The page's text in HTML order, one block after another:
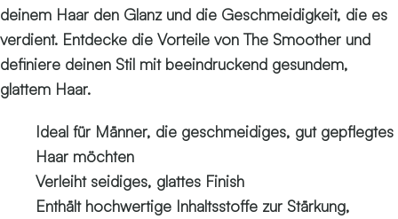
deinem Haar den Glanz und die Geschmeidigkeit, die es
verdient. Entdecke die Vorteile von The Smoother und
definiere deinen Stil mit beeindruckend gesundem,
glattem Haar.
Ideal für Männer, die geschmeidiges, gut gepflegtes
Haar möchten
Verleiht seidiges, glattes Finish
Enthält hochwertige Inhaltsstoffe zur Stärkung,